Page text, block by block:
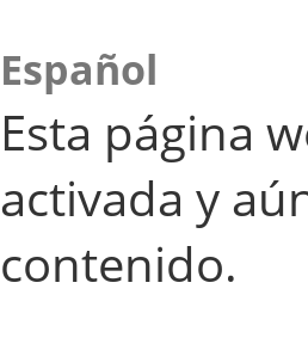
Español
Esta página
activada y
contenido.